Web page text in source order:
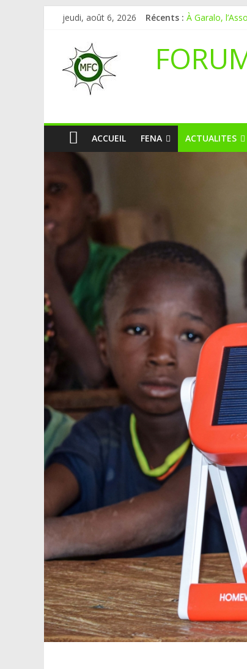
jeudi, août 6, 2026 Récents :
Mali-
À Garalo,
Le blogging
Inondations :
ACCUEIL FENA ACTUALITES